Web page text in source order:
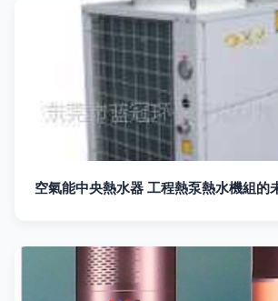
空氣能中央熱水器 工程熱泵熱水機組的